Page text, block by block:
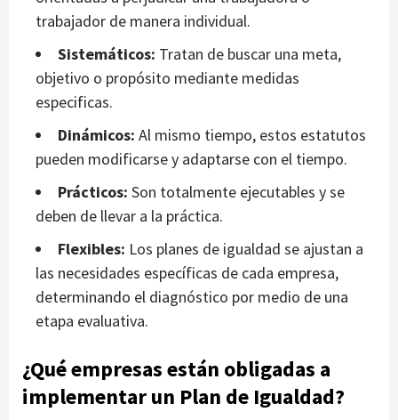
trabajador de manera individual.
Sistemáticos: Tratan de buscar una meta,
objetivo o propósito mediante medidas
especificas.
Dinámicos: Al mismo tiempo, estos estatutos
pueden modificarse y adaptarse con el tiempo.
Prácticos: Son totalmente ejecutables y se
deben de llevar a la práctica.
Flexibles: Los planes de igualdad se ajustan a
las necesidades específicas de cada empresa,
determinando el diagnóstico por medio de una
etapa evaluativa.
¿Qué empresas están obligadas a
implementar un Plan de Igualdad?